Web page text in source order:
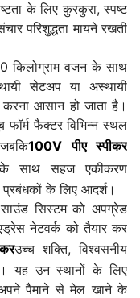
के लिए कुरकुरा, स्पष्ट
परिशुद्धता मायने रखती
किलोग्राम वजन के साथ
सेटअप या अस्थायी
करना आसान हो जाता है।
फैक्टर विभिन्न स्थल
100V पीए स्पीकर
के साथ सहज एकीकरण
प्रबंधकों के लिए आदर्श।
साउंड सिस्टम को अपग्रेड
नेटवर्क को तैयार कर
उच्च शक्ति, विश्वसनीय
यह उन स्थानों के लिए
अपने पैमाने से मेल खाने के